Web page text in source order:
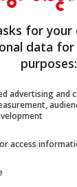
mondiale
Europa
Tutte in
for your
data
purposes:
advertising and
access